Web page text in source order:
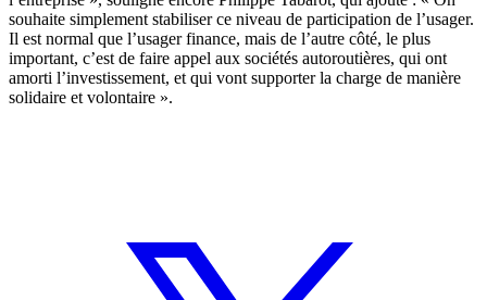
souhaite simplement stabiliser ce niveau de participation de l’usager.
Il est normal que l’usager finance, mais de l’autre côté, le plus
important, c’est de faire appel aux sociétés autoroutières, qui ont
amorti l’investissement, et qui vont supporter la charge de manière
solidaire et volontaire ».